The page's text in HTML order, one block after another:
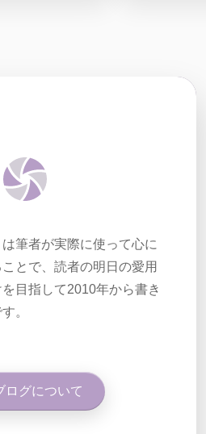
筆者が実際に使って心に
とで、読者の明日の愛用
目指して2010年から書き
。
ログについて